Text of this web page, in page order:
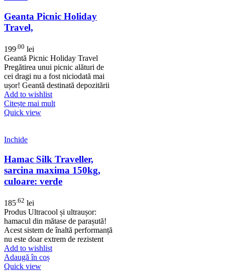
Geanta Picnic Holiday
Travel,
199 .00 lei
Geantă Picnic Holiday Travel
Pregătirea unui picnic alături de
cei dragi nu a fost niciodată mai
ușor! Geantă destinată depozitării
Add to wishlist
Citește mai mult
Quick view
Inchide
Hamac Silk Traveller,
sarcina maxima 150kg,
culoare: verde
185 .62 lei
Produs Ultracool și ultraușor:
hamacul din mătase de parașută!
Acest sistem de înaltă performanță
nu este doar extrem de rezistent
Add to wishlist
Adaugă în coș
Quick view